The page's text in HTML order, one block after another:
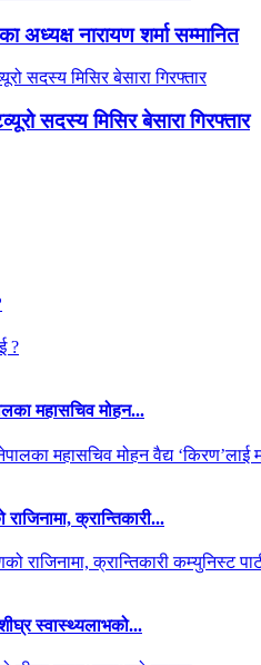
अध्यक्ष नारायण शर्मा सम्मानित
सदस्य मिसिर बेसारा गिरफ्तार
महासचिव मोहन...
क्रान्तिकारी...
स्वास्थ्यलाभको...